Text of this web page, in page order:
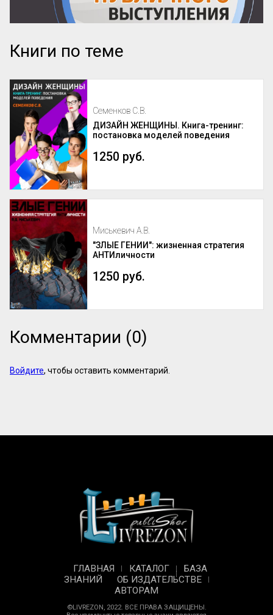
Книги по теме
Семенков С.В.
ДИЗАЙН ЖЕНЩИНЫ. Книга-тренинг:
постановка моделей поведения
1250 руб.
Миськевич А.В.
"ЗЛЫЕ ГЕНИИ": жизненная стратегия
АНТИличности
1250 руб.
Комментарии (0)
Войдите, чтобы оставить комментарий.
ГЛАВНАЯ КАТАЛОГ
БАЗА
ЗНАНИЙ
ОБ ИЗДАТЕЛЬСТВЕ
АВТОРАМ
©LIVREZON, 2022. ВСЕ ПРАВА ЗАЩИЩЕНЫ.